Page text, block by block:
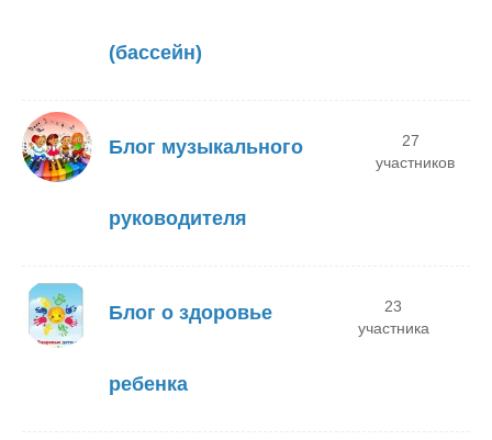
(бассейн)
Блог музыкального
руководителя
27
участников
Блог о здоровье
ребенка
23
участника